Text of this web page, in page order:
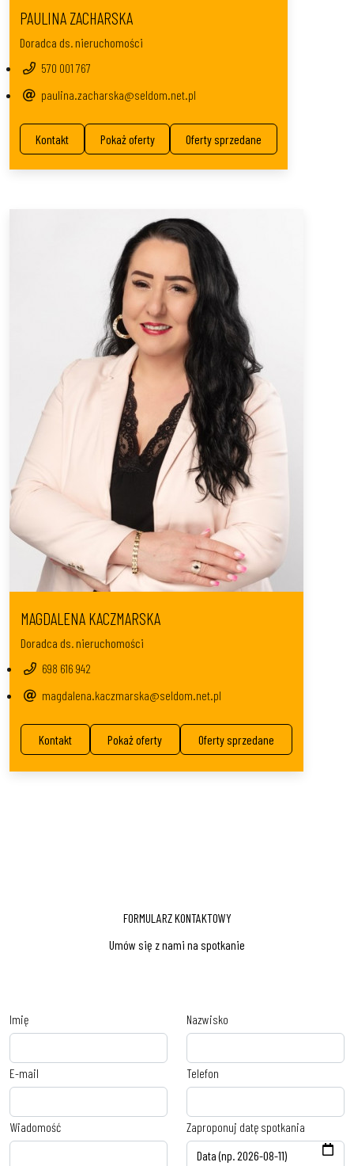
PAULINA ZACHARSKA
Doradca ds. nieruchomości
570 001 767
paulina.zacharska@seldom.net.pl
Kontakt Pokaż oferty Oferty sprzedane
MAGDALENA KACZMARSKA
Doradca ds. nieruchomości
698 616 942
magdalena.kaczmarska@seldom.net.pl
Kontakt Pokaż oferty Oferty sprzedane
FORMULARZ KONTAKTOWY
Umów się z nami na spotkanie
Imię Nazwisko
E-mail Telefon
Wiadomość Zaproponuj datę spotkania